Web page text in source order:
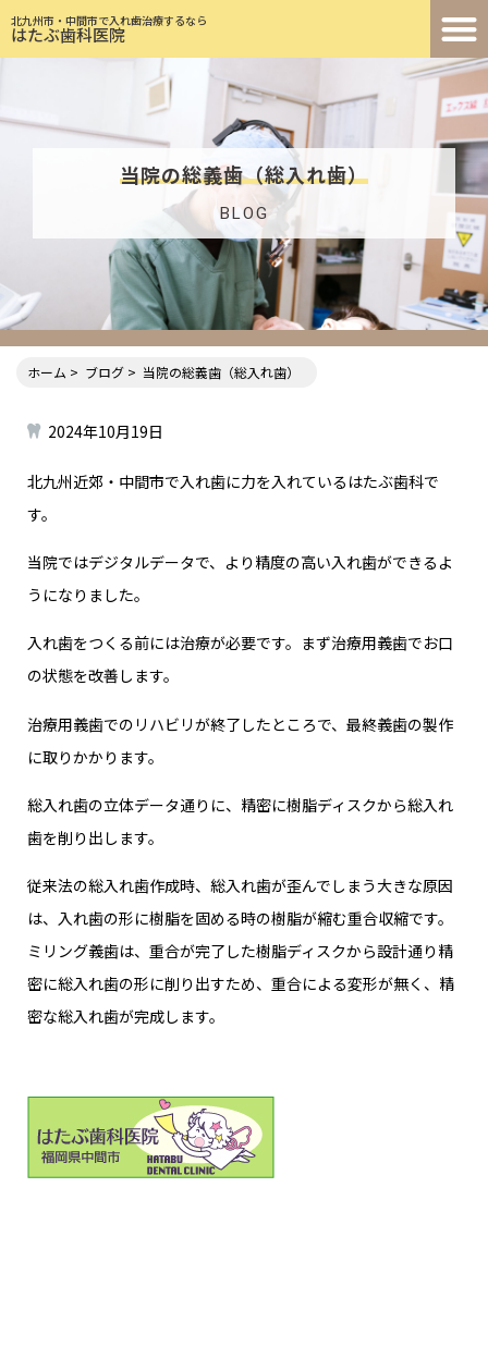
北九州市・中間市で入れ歯治療するなら
はたぶ歯科医院
当院の総義歯（総入れ歯）
BLOG
ホーム ブログ 当院の総義歯（総入れ歯）
2024年10月19日
北九州近郊・中間市で入れ歯に力を入れているはたぶ歯科で
す。
当院ではデジタルデータで、より精度の高い入れ歯ができるよ
うになりました。
入れ歯をつくる前には治療が必要です。まず治療用義歯でお口
の状態を改善します。
治療用義歯でのリハビリが終了したところで、最終義歯の製作
に取りかかります。
総入れ歯の立体データ通りに、精密に樹脂ディスクから総入れ
歯を削り出します。
従来法の総入れ歯作成時、総入れ歯が歪んでしまう大きな原因
は、入れ歯の形に樹脂を固める時の樹脂が縮む重合収縮です。
ミリング義歯は、重合が完了した樹脂ディスクから設計通り精
密に総入れ歯の形に削り出すため、重合による変形が無く、精
密な総入れ歯が完成します。